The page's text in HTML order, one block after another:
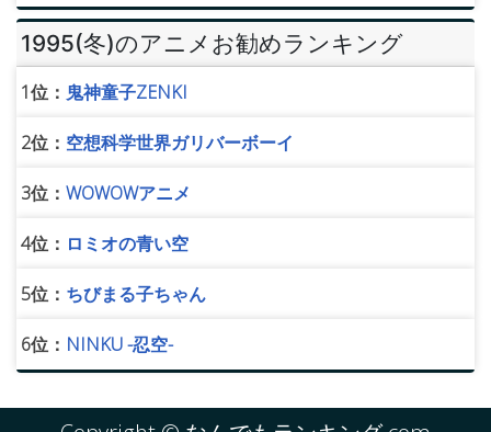
1995(冬)のアニメお勧めランキング
1位： 鬼神童子ZENKI
2位： 空想科学世界ガリバーボーイ
3位： WOWOWアニメ
4位： ロミオの青い空
5位： ちびまる子ちゃん
6位： NINKU -忍空-